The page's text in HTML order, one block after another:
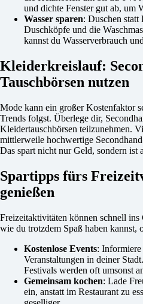
und dichte Fenster gut ab, um
Wasser sparen: Duschen statt
Duschköpfe und die
kannst du Wasserverbrauch
Kleiderkreislauf:
Tauschbörsen nutzen
Mode kann ein großer Kostenfaktor
Trends folgst. Überlege dir,
Kleidertauschbörsen teilzunehmen.
mittlerweile hochwertige
Das spart nicht nur Geld, sondern ist
Spartipps fürs
genießen
Freizeitaktivitäten können schnell
wie du trotzdem Spaß haben kannst,
Kostenlose Events:
Veranstaltungen in deiner
Festivals werden oft umsonst
Gemeinsam kochen: Lade
ein, anstatt im Restaurant zu